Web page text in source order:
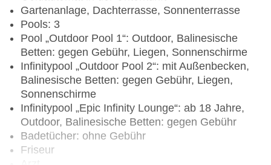
Gartenanlage, Dachterrasse, Sonnenterrasse
Pools: 3
Pool „Outdoor Pool 1“: Outdoor, Balinesische
Betten: gegen Gebühr, Liegen, Sonnenschirme
Infinitypool „Outdoor Pool 2“: mit Außenbecken,
Balinesische Betten: gegen Gebühr, Liegen,
Sonnenschirme
Infinitypool „Epic Infinity Lounge“: ab 18 Jahre,
Outdoor, Balinesische Betten: gegen Gebühr
Badetücher: ohne Gebühr
Friseur